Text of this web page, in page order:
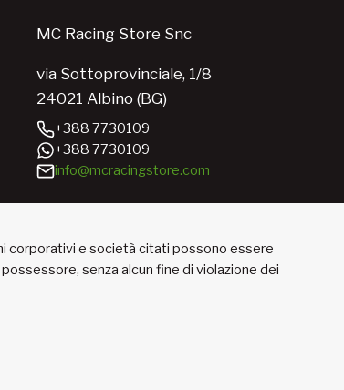
MC Racing Store Snc
via Sottoprovinciale, 1/8
24021 Albino (BG)
+388 7730109
+388 7730109
info@mcracingstore.com
corporativi e società citati possono essere
senza alcun fine di violazione dei